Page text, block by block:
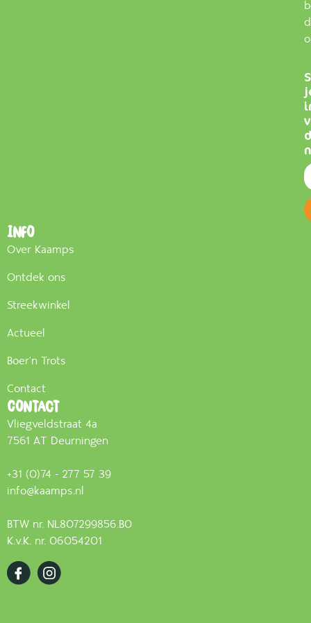
Info
Over Kaamps
Ontdek ons
Streekwinkel
Actueel
Boer'n Trots
Contact
Contact
Vliegveldstraat 4a
7561 AT Deurningen
+31 (0)74 - 277 57 39
info@kaamps.nl
BTW nr. NL807299856.B0
K.v.K. nr. 06054201